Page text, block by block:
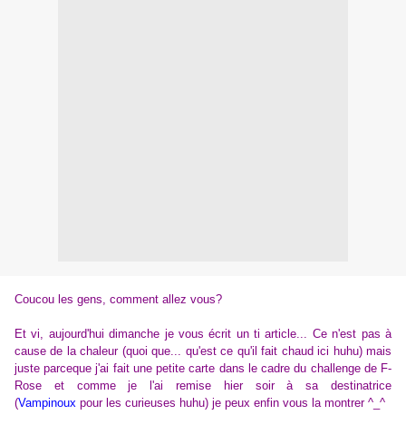
Coucou les gens, comment allez vous?
Et vi, aujourd'hui dimanche je vous écrit un ti article... Ce n'est pas à
cause de la chaleur (quoi que... qu'est ce qu'il fait chaud ici huhu) mais
juste parceque j'ai fait une petite carte dans le cadre du challenge de F-
Rose et comme je l'ai remise hier soir à sa destinatrice
(Vampinoux pour les curieuses huhu) je peux enfin vous la montrer ^_^